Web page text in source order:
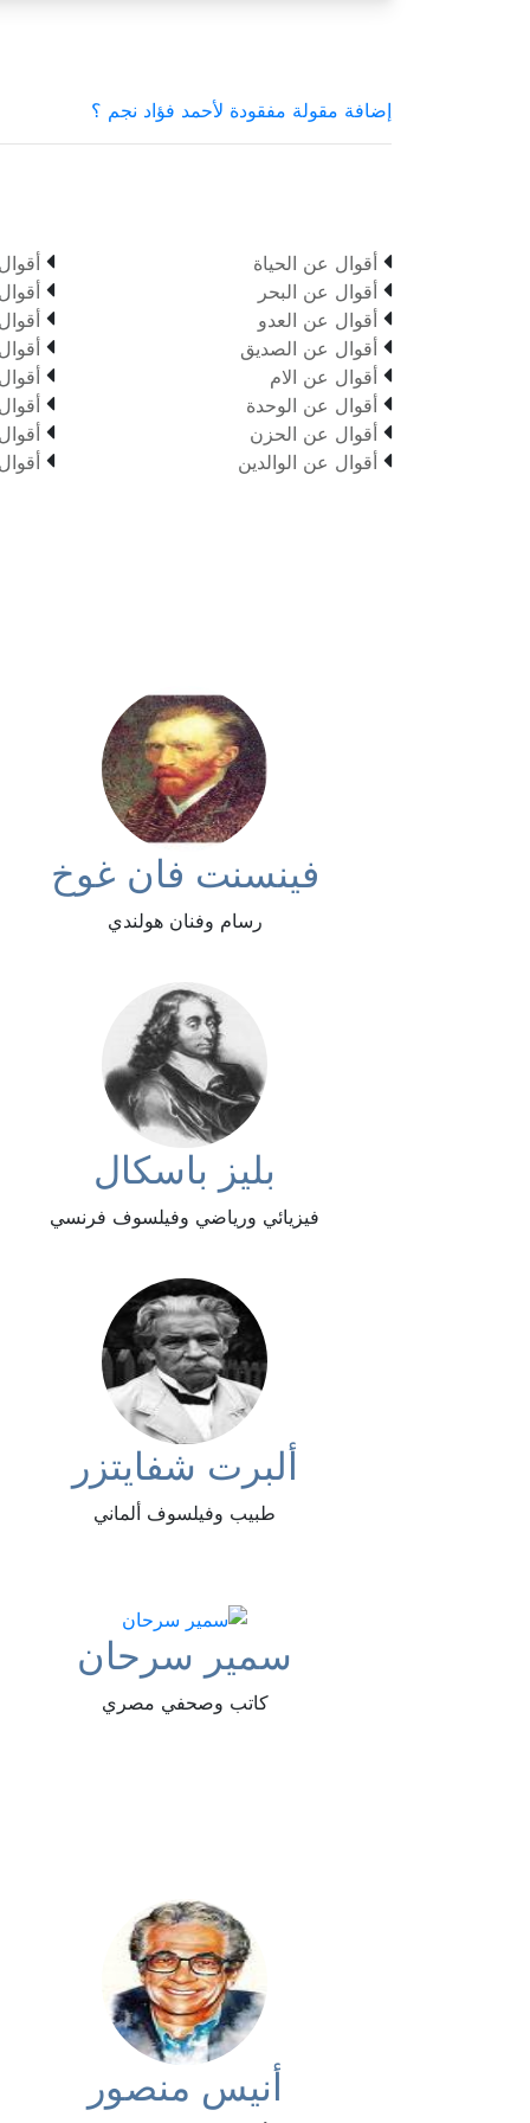
إضافة مقولة مفقودة لأحمد فؤاد نجم ؟
 أقوال عن الحياة
 أقوال عن البحر
 أقوال عن العدو
 أقوال عن الصديق
 أقوال عن الام
 أقوال عن الوحدة
 أقوال عن الحزن
 أقوال عن الوالدين








فينسنت فان غوخ
رسام وفنان هولندي
بليز باسكال
فيزيائي ورياضي وفيلسوف فرنسي
ألبرت شفايتزر
طبيب وفيلسوف ألماني
سمير سرحان
كاتب وصحفي مصري
أنيس منصور